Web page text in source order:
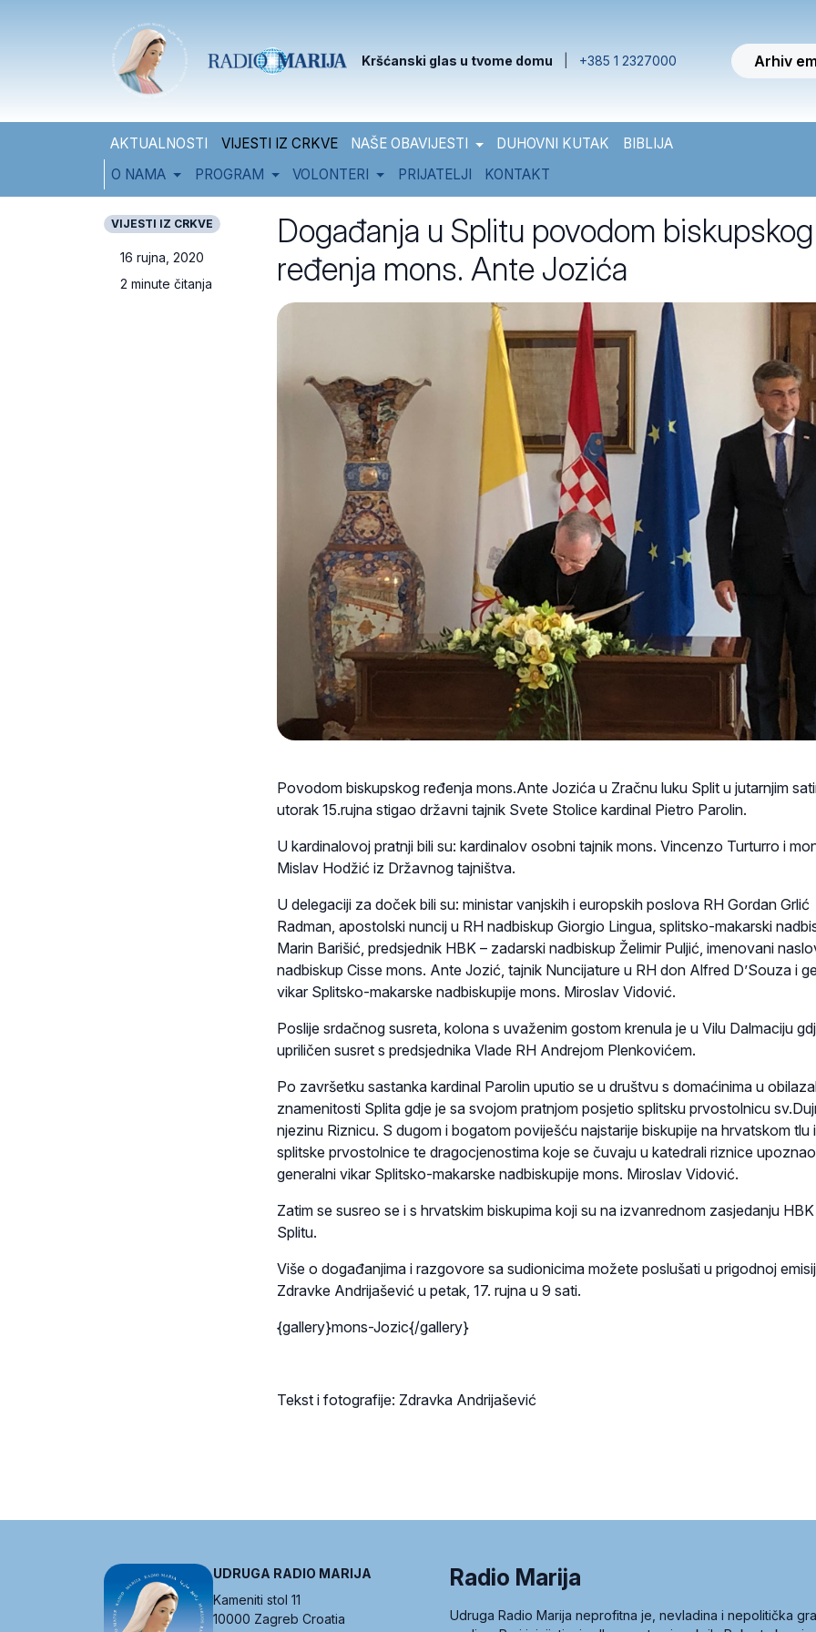
Kršćanski glas u tvome domu +385 1 2327000 Arhiv
AKTUALNOSTI VIJESTI IZ CRKVE NAŠE OBAVIJESTI DUHOVNI KUTAK
BIBLIJA
O NAMA
PROGRAM VOLONTERI PRIJATELJI KONTAKT
VIJESTI IZ CRKVE
16 rujna, 2020
2 minute čitanja
Događanja u Splitu povodom biskupskog
ređenja mons. Ante Jozića
Povodom biskupskog ređenja mons.Ante Jozića u Zračnu luku Split u jutarnjim
utorak 15.rujna stigao državni tajnik Svete Stolice kardinal Pietro Parolin.
U kardinalovoj pratnji bili su: kardinalov osobni tajnik mons. Vincenzo Turturro i
Mislav Hodžić iz Državnog tajništva.
U delegaciji za doček bili su: ministar vanjskih i europskih poslova RH Gordan Grlić
Radman, apostolski nuncij u RH nadbiskup Giorgio Lingua, splitsko-makarski
Marin Barišić, predsjednik HBK – zadarski nadbiskup Želimir Puljić, imenovani
nadbiskup Cisse mons. Ante Jozić, tajnik Nuncijature u RH don Alfred D’Souza i
vikar Splitsko-makarske nadbiskupije mons. Miroslav Vidović.
Poslije srdačnog susreta, kolona s uvaženim gostom krenula je u Vilu Dalmaciju
upriličen susret s predsjednika Vlade RH Andrejom Plenkovićem.
Po završetku sastanka kardinal Parolin uputio se u društvu s domaćinima u
znamenitosti Splita gdje je sa svojom pratnjom posjetio splitsku prvostolnicu
njezinu Riznicu. S dugom i bogatom poviješću najstarije biskupije na hrvatskom tlu i
splitske prvostolnice te dragocjenostima koje se čuvaju u katedrali riznice
generalni vikar Splitsko-makarske nadbiskupije mons. Miroslav Vidović.
Zatim se susreo se i s hrvatskim biskupima koji su na izvanrednom zasjedanju
Splitu.
Više o događanjima i razgovore sa sudionicima možete poslušati u prigodnoj
Zdravke Andrijašević u petak, 17. rujna u 9 sati.
{gallery}mons-Jozic{/gallery}
Tekst i fotografije: Zdravka Andrijašević
UDRUGA RADIO MARIJA
Kameniti stol 11
10000 Zagreb Croatia
Radio Marija
Udruga Radio Marija neprofitna je, nevladina i nepolitička